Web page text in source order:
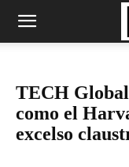
TECH
como el
excelso